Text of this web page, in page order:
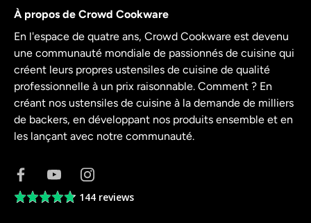
À propos de Crowd Cookware
En l'espace de quatre ans, Crowd Cookware est devenu
une communauté mondiale de passionnés de cuisine qui
créent leurs propres ustensiles de cuisine de qualité
professionnelle à un prix raisonnable. Comment ? En
créant nos ustensiles de cuisine à la demande de milliers
de backers, en développant nos produits ensemble et en
les lançant avec notre communauté.
Average144 reviews